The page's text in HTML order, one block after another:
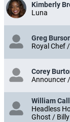
Kimberly
Luna
Greg
Royal Chef
Corey
Announcer
William
Headless
Ghost /